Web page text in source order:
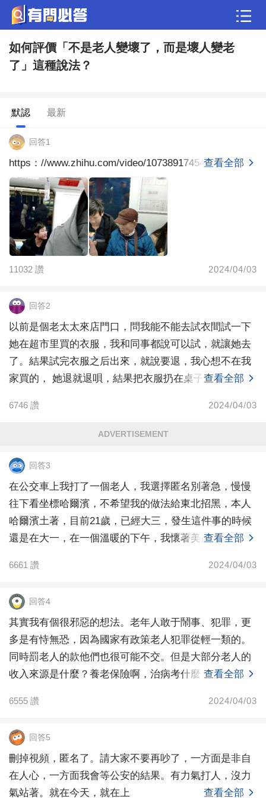
如何評價「不是老人變壞了，而是壞人變老
了」這種說法？
默認 最新
回答1
https：//www.zhihu.com/video/ 查看全部
11032 讚 2024/04/03
回答2
以前是個老太太來店門口，問我能不能去試衣間試一下
她在超市里買的衣服，我和同事都說可以試，就讓她去
了。結果試完衣服之后出來，就說要退，我心想不在我
家買的， 她退就退唄，結果把衣服扔在桌子上，讓我幫
查看全部
6746 讚 2024/04/03
ADVERTISEMENT
回答3
在公交車上我打了一個老人，我選擇匿名別著急，慢慢
往下看坐標哈爾濱，不希望我的做法給東北招黑，本人
哈爾濱土著，目前21歲，已經大三，發生這件事的時候
還是在大一，在一個溫暖的下午，我懷著美麗的心
查看全部
6661 讚 2024/04/03
回答4
其實我有個很邪惡的想法。老年人敢于鬧事、犯罪，更
多是有恃無恐，因為國家有政策老人犯罪從輕一類的。
同時罰老人的款他們也很可能不交。但是大部分老人的
收入來源是什麼？養老保險啊，治病考什麼？醫保啊。
查看全部
6555 讚 2024/04/03
回答5
刪掉視頻，匿名了。請大家不要再吵了，一方面是非自
在人心，一方面我會等公安的結果。有力氣打人，沒力
氣站著。就在今天，就在上
查看全部
問答
職場 育兒
影視劇